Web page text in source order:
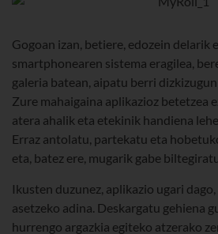
Gogoan izan, betiere, edozein delarik
smartphonearen sistema eragilea,
galeria batean, aipatu berri
Zure mahaigaina aplikazioz betetzea
atera ahalik eta etekinik handiena
Erraz antolatu, partekatu eta
eta, batez ere, mugarik gabe
Ikusten duzunez, aplikazio ugari
asetzeko adina. Deskargatu gehiena
hurrengo argazkia egiteko atzerako